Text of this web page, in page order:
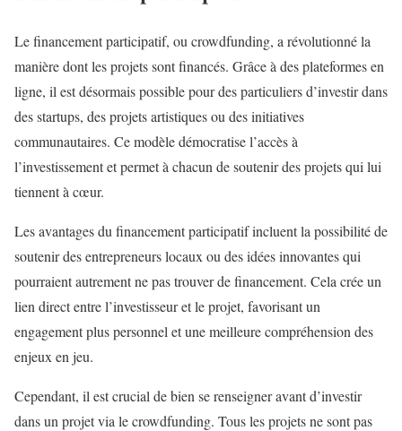
Le financement participatif, ou crowdfunding, a révolutionné la
manière dont les projets sont financés. Grâce à des plateformes en
ligne, il est désormais possible pour des particuliers d’investir dans
des startups, des projets artistiques ou des initiatives
communautaires. Ce modèle démocratise l’accès à
l’investissement et permet à chacun de soutenir des projets qui lui
tiennent à cœur.
Les avantages du financement participatif incluent la possibilité de
soutenir des entrepreneurs locaux ou des idées innovantes qui
pourraient autrement ne pas trouver de financement. Cela crée un
lien direct entre l’investisseur et le projet, favorisant un
engagement plus personnel et une meilleure compréhension des
enjeux en jeu.
Cependant, il est crucial de bien se renseigner avant d’investir
dans un projet via le crowdfunding. Tous les projets ne sont pas